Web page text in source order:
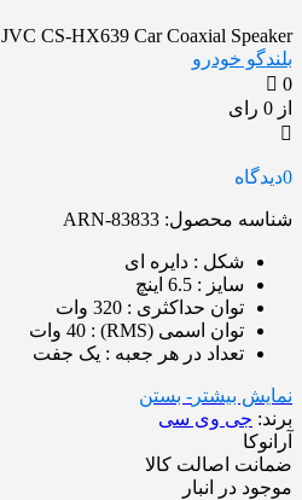
JVC CS-HX639 Car Coaxial Speaker
بلندگو خودرو
0
از 0 رای
0دیدگاه
شناسه محصول: ARN-83833
شکل : دایره ای
سایز : 6.5 اینچ
توان حداکثری : 320 وات
توان اسمی (RMS) : 40 وات
تعداد در هر جعبه : یک جفت
نمایش بیشتر - بستن
برند: جی وی سی
آرانوکا
ضمانت اصالت کالا
موجود در انبار